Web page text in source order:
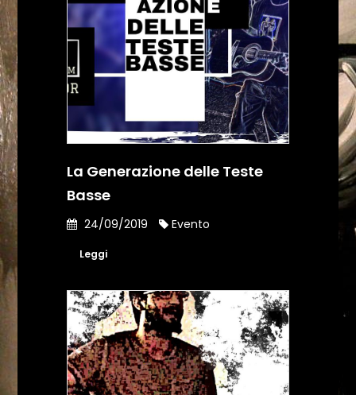
La Generazione delle Teste
Basse
24/09/2019 Evento
Leggi